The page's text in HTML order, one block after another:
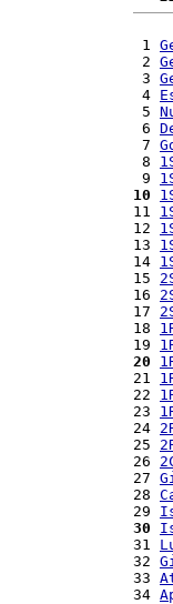
1
2
3
4
5
6
7
8
9
10
11
12
13
14
15
16
17
18
19
20
21
22
23
24
25
26
27
28
29
30
31
32
33
34